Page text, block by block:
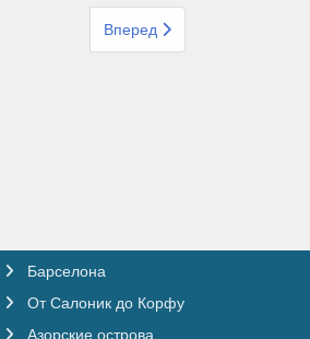
Следующий:
Вперед
Барселона
От Салоник до Корфу
Азорские острова